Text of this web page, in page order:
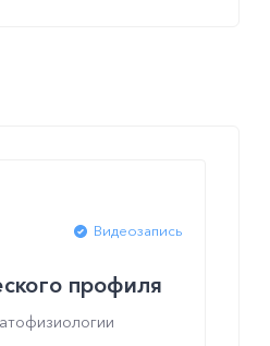
Видеозапись
профиля